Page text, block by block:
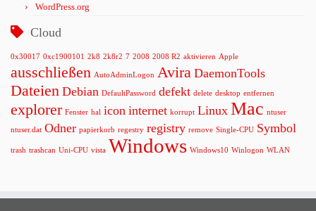
WordPress.org
Cloud
0x30017 0xc1900101 2k8 2k8r2 7 2008 2008 R2 aktivieren Apple
ausschließen AutoAdminLogon Avira DaemonTools
Dateien Debian DefaultPassword defekt delete desktop entfernen
explorer Fenster hal icon internet korrupt Linux Mac ntuser
ntuser.dat Odner papierkorb regestry registry remove Single-CPU Symbol
trash trashcan Uni-CPU vista Windows Windows10 Winlogon WLAN